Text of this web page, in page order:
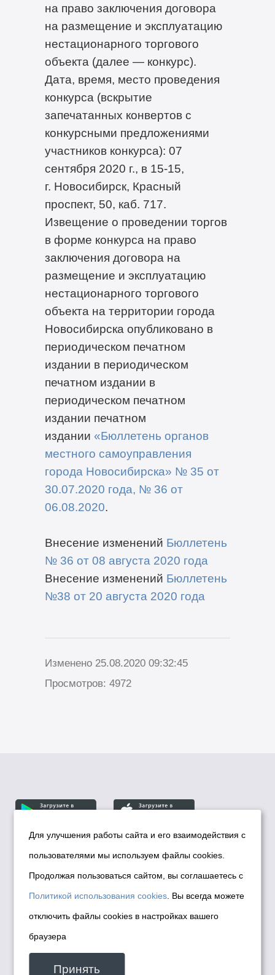
на право заключения договора
на размещение и эксплуатацию
нестационарного торгового
объекта (далее — конкурс).
Дата, время, место проведения
конкурса (вскрытие
запечатанных конвертов с
конкурсными предложениями
участников конкурса): 07
сентября 2020 г., в 15-15,
г. Новосибирск, Красный
проспект, 50, каб. 717.
Извещение о проведении торгов
в форме конкурса на право
заключения договора на
размещение и эксплуатацию
нестационарного торгового
объекта на территории города
Новосибирска опубликовано в
периодическом печатном
издании в периодическом
печатном издании в
периодическом печатном
издании печатном
издании «Бюллетень органов
местного самоуправления
города Новосибирска» № 35 от
30.07.2020 года, № 36 от
06.08.2020.
Внесение изменений Бюллетень
№ 36 от 08 августа 2020 года
Внесение изменений Бюллетень
№38 от 20 августа 2020 года
Изменено 25.08.2020 09:32:45
Просмотров: 4972
© Департамент информационной политики мэрии
города Новосибирска, 2026
Политика использования Cookies
Политика по обработке персональных
данных в информационных системах
мэрии города Новосибирска
Для улучшения работы сайта и его взаимодействия с
пользователями мы используем файлы cookies.
Продолжая пользоваться сайтом, вы соглашаетесь с
Политикой использования cookies . Вы всегда можете
отключить файлы cookies в настройках вашего
браузера
Принять